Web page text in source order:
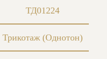
ТД01224
Трикотаж (Однотон)